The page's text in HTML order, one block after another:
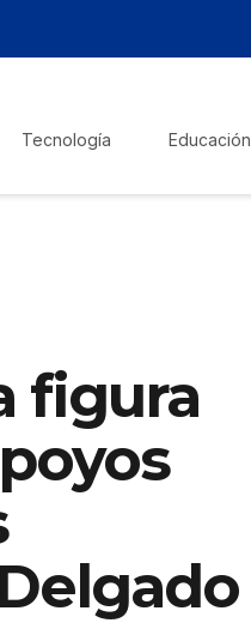
Tecnología Educación
figura